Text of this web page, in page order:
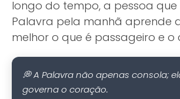
longo do tempo, a pessoa
Palavra pela manhã aprende
melhor o que é passageiro e o
💭 A Palavra não apenas consola;
governa o coração.